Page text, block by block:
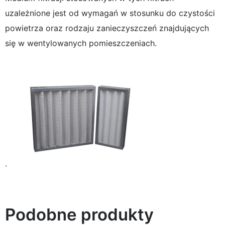
uzależnione jest od wymagań w stosunku do czystości
powietrza oraz rodzaju zanieczyszczeń znajdujących
się w wentylowanych pomieszczeniach.
.
Podobne produkty